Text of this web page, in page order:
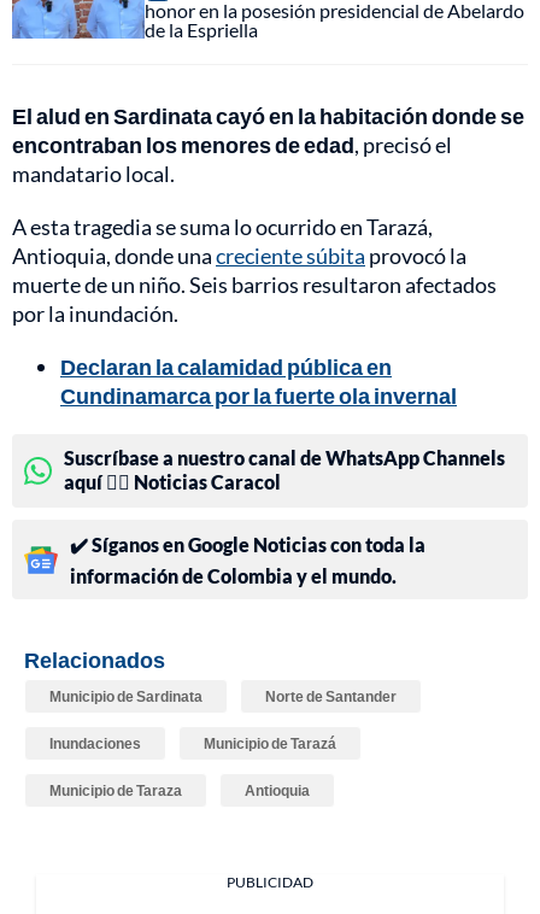
honor en la posesión presidencial de Abelardo
de la Espriella
El alud en Sardinata cayó en la habitación donde se
encontraban los menores de edad, precisó el
mandatario local.
A esta tragedia se suma lo ocurrido en Tarazá,
Antioquia, donde unacreciente súbita provocó la
muerte de un niño. Seis barrios resultaron afectados
por la inundación.
Declaran la calamidad pública en
Cundinamarca por la fuerte ola invernal
Suscríbase a nuestro canal de WhatsApp Channels
aquí 👉🏻 Noticias Caracol
✔️ Síganos en Google Noticias con toda la
información de Colombia y el mundo.
Relacionados
Municipio de Sardinata Norte de Santander
Inundaciones Municipio de Tarazá
Municipio de Taraza Antioquia
PUBLICIDAD